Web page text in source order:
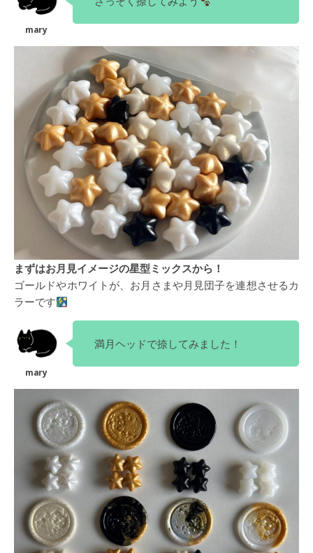
まずはお月見イメージの星型ミックスから！
ゴールドやホワイトが、お月さまや月見団子を連想させるカ
ラーです
満月ヘッドで捺してみました！